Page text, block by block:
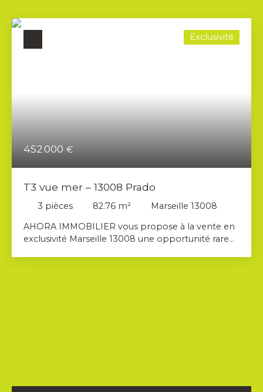
452 000 €
Exclusivité
T3 vue mer – 13008 Prado
3 pièces 82.76 m²
Marseille 13008
AHORA IMMOBILIER vous propose à la vente en
exclusivité Marseille 13008 une opportunité rare
L’appartement se distingue immédiatement par